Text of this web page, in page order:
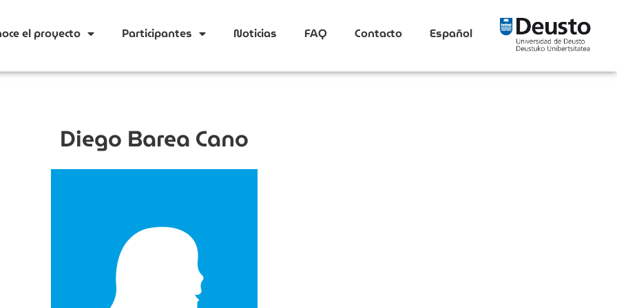
el proyecto Participantes Noticias FAQ Contacto Español
Diego Barea Cano